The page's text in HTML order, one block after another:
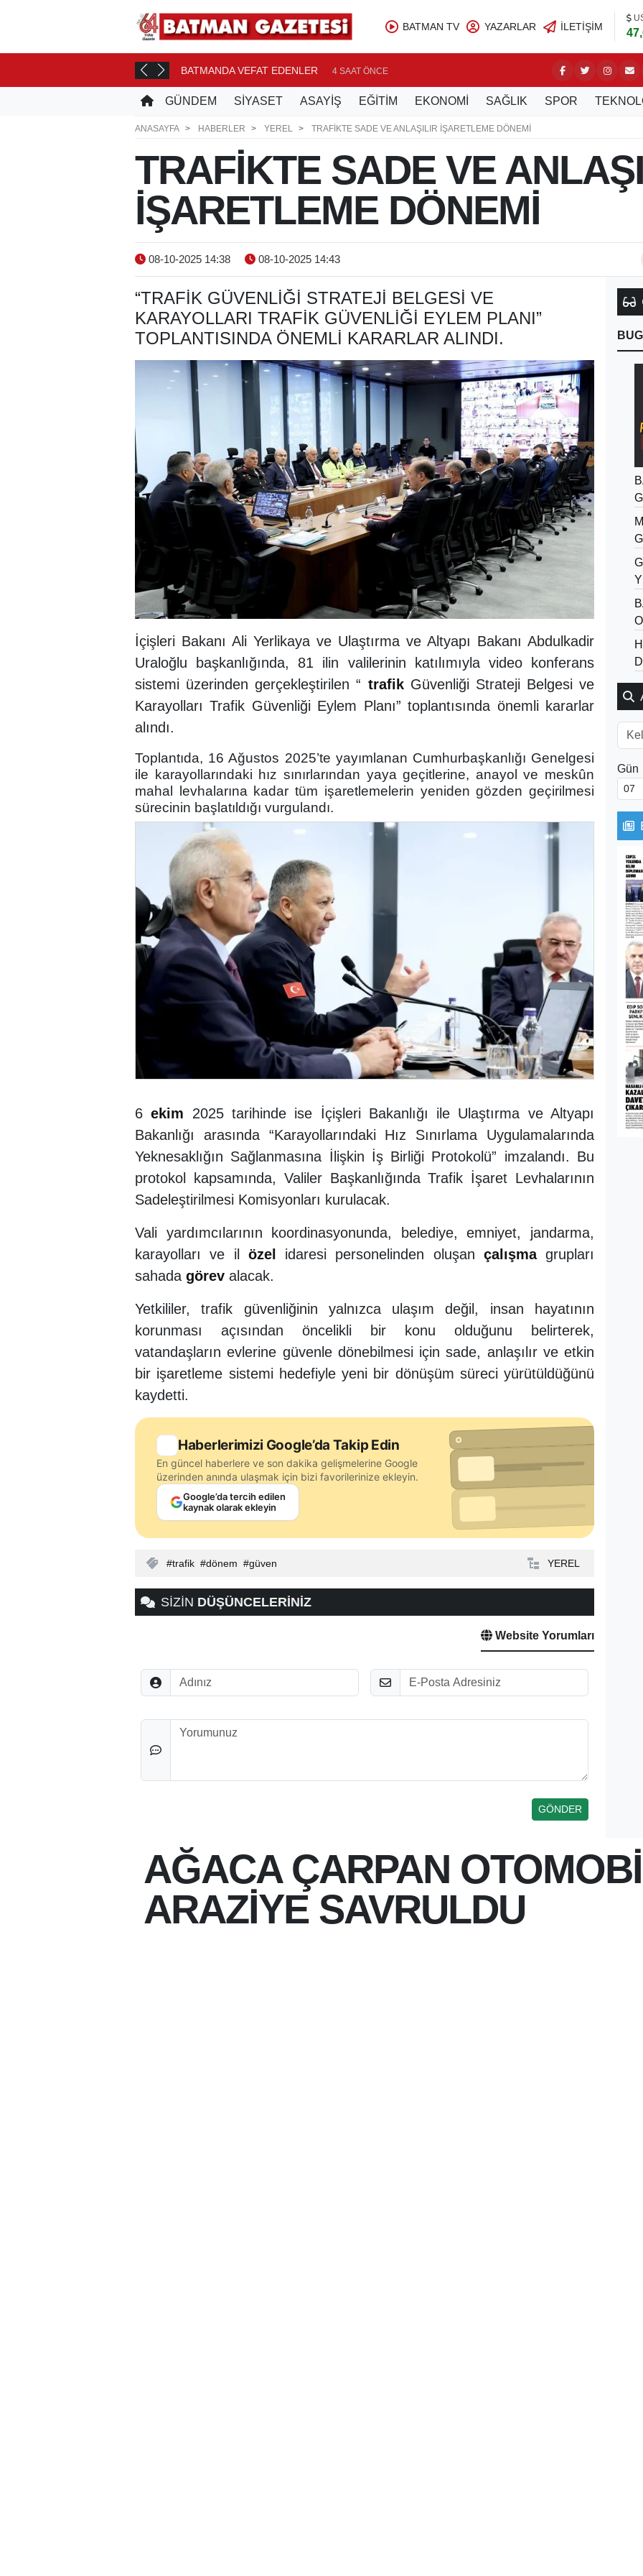
BATMAN TV YAZARLAR İLETIŞIM
3 SAAT ÖNCE BATMANDA VEFAT EDENLER 4 SAAT ÖNCE
GÜNDEM SİYASET ASAYİŞ EĞİTİM EKONOMİ SAĞLIK SPOR
ANASAYFA HABERLER YEREL TRAFİKTE SADE VE ANLAŞILIR İŞARETLEME DÖNEMİ
TRAFİKTE SADE VE
İŞARETLEME DÖNEMİ
08-10-2025 14:38 08-10-2025 14:43
“TRAFIK GÜVENLIĞI STRATEJI BELGESI VE
KARAYOLLARI TRAFIK GÜVENLIĞI EYLEM PLANI”
TOPLANTISINDA ÖNEMLI KARARLAR ALINDI.
İçişleri Bakanı Ali Yerlikaya ve Ulaştırma ve Altyapı Bakanı Abdulkadir
Uraloğlu başkanlığında, 81 ilin valilerinin katılımıyla video konferans
sistemi üzerinden gerçekleştirilen “ trafikGüvenliği Strateji Belgesi ve
Karayolları Trafik Güvenliği Eylem Planı” toplantısında önemli kararlar
alındı.
Toplantıda, 16 Ağustos 2025’te yayımlanan Cumhurbaşkanlığı Genelgesi
ile karayollarındaki hız sınırlarından yaya geçitlerine, anayol ve meskûn
mahal levhalarına kadar tüm işaretlemelerin yeniden gözden geçirilmesi
sürecinin başlatıldığı vurgulandı.
6ekim 2025 tarihinde ise İçişleri Bakanlığı ile Ulaştırma ve Altyapı
Bakanlığı arasında “Karayollarındaki Hız Sınırlama Uygulamalarında
Yeknesaklığın Sağlanmasına İlişkin İş Birliği Protokolü” imzalandı. Bu
protokol kapsamında, Valiler Başkanlığında Trafik İşaret Levhalarının
Sadeleştirilmesi Komisyonları kurulacak.
Vali yardımcılarının koordinasyonunda, belediye, emniyet, jandarma,
karayolları ve il özel idaresi personelinden oluşan çalışmagrupları
sahada görev alacak.
Yetkililer, trafik güvenliğinin yalnızca ulaşım değil, insan hayatının
korunması açısından öncelikli bir konu olduğunu belirterek,
vatandaşların evlerine güvenle dönebilmesi için sade, anlaşılır ve etkin
bir işaretleme sistemi hedefiyle yeni bir dönüşüm süreci yürütüldüğünü
kaydetti.
Haberlerimizi Google’da Takip Edin
En güncel haberlere ve son dakika gelişmelerine Google
üzerinden anında ulaşmak için bizi favorilerinize ekleyin.
Google’da tercih edilen
kaynak olarak ekleyin
trafik dönem güven YEREL
SİZİN DÜŞÜNCELERİNİZ
Website Yorumları
Adınız E-Posta
Düşünceleriniz
Gün
AĞACA ÇARPAN
ARAZİYE SAVRULDU